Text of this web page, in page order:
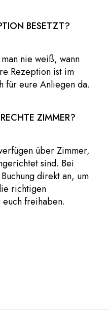
BESETZT?
nie weiß, wann
Rezeption ist im
für eure Anliegen da.
ZIMMER?
über Zimmer,
sind. Bei
direkt an, um
richtigen
freihaben.